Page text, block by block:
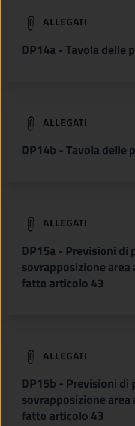
ALLEGATI
DP14a - Tavola delle
(apre in un'altra scheda).
ALLEGATI
DP14b - Tavola delle
(apre in un'altra scheda).
ALLEGATI
DP15a - Previsioni di
sovrapposizione
fatto articolo 43
(apre in un'altra scheda).
ALLEGATI
DP15b - Previsioni di
sovrapposizione
fatto articolo 43
(apre in un'altra scheda).